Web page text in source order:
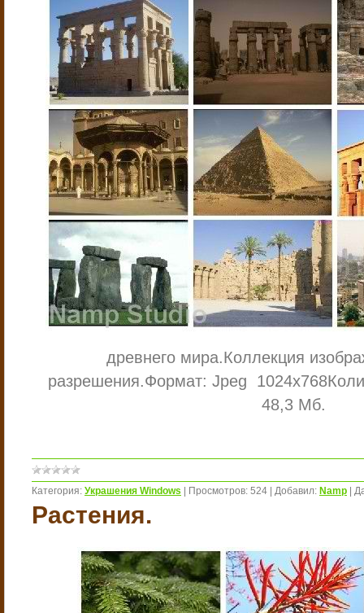
древнего мира.Коллекция
разрешения.Формат: Jpeg 1024х768
48,3 Мб.
Категория: Украшения Windows Просмотров: 524 Добавил: Namp
Растения.